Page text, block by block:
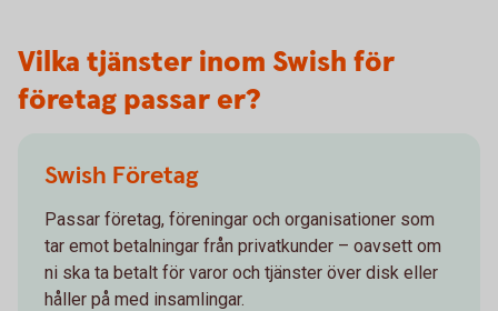
Vilka tjänster inom Swish för
företag passar er?
Swish Företag
Passar företag, föreningar och organisationer som
tar emot betalningar från privatkunder – oavsett om
ni ska ta betalt för varor och tjänster över disk eller
håller på med insamlingar.